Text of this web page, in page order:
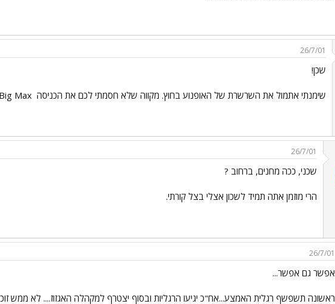
26/7/01
שכן!
שימנתי אתמול את השרשרת של האופנוע בחוץ. מקווה שלא חסמתי לכם את הכניסה
26/7/01
שכני, ככה מחנים, ברחוב ?
הרי מוזמן אתה תמיד לשכון אצלי בצל קורתי.
26/7/01
אפשר גם אפשר...